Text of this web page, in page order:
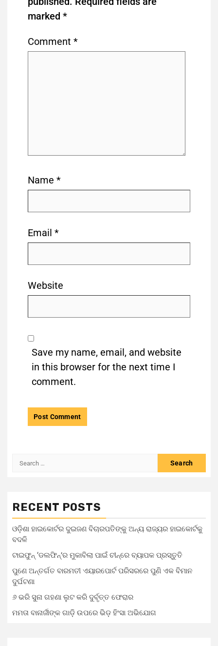
marked *
Comment *
Name *
Email *
Website
Save my name, email, and website
in this browser for the next time I
comment.
RECENT POSTS
ଓଡ଼ିଶା ହାଇକୋର୍ଟର ଦୁଇଜଣ ବିଚାରପତିଙ୍କୁ ଅନ୍ୟ ରାଜ୍ୟର ହାଇକୋର୍ଟକୁ
ବଦଳି
ଟାଇଫୁନ୍ ‘ଡଲଫିନ୍’ର ମୁକାବିଲା ପାଇଁ ଚୀନ୍‌ରେ ବ୍ୟାପକ ପ୍ରସ୍ତୁତି
ପୁଣେ ଅନ୍ତର୍ଗତ ବାରମତୀ ଏୟାରପୋର୍ଟ ପରିସରରେ ପୁଣି ଏକ ବିମାନ
ଦୁର୍ଘଟଣା
୬ ଭରି ସୁନା ଗହଣା ଲୁଟ କରି ଦୁର୍ବୃତ୍ତ ଫେରାର
ମମତା ବାନାର୍ଜୀଙ୍କ ଗାଡ଼ି ଉପରେ ଭିଡ଼ ହିଂସା ଅଭିଯୋଗ